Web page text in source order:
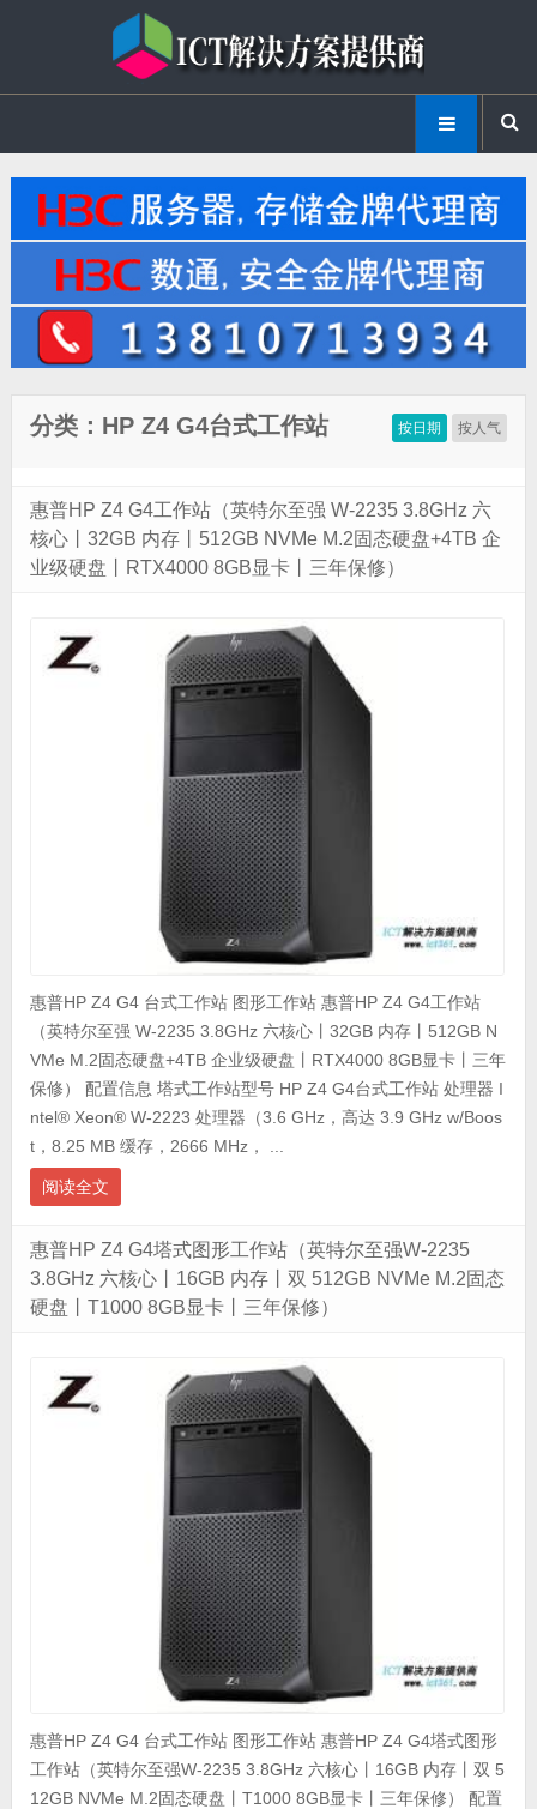
按日期 按人气
分类：HP Z4 G4台式工作站
惠普HP Z4 G4工作站（英特尔至强 W-2235 3.8GHz 六
核心丨32GB 内存丨512GB NVMe M.2固态硬盘+4TB 企
业级硬盘丨RTX4000 8GB显卡丨三年保修）
惠普HP Z4 G4 台式工作站 图形工作站 惠普HP Z4 G4工作站
（英特尔至强 W-2235 3.8GHz 六核心丨32GB 内存丨512GB N
VMe M.2固态硬盘+4TB 企业级硬盘丨RTX4000 8GB显卡丨三年
保修） 配置信息 塔式工作站型号 HP Z4 G4台式工作站 处理器 I
ntel® Xeon® W-2223 处理器（3.6 GHz，高达 3.9 GHz w/Boos
t，8.25 MB 缓存，2666 MHz， ...
阅读全文
惠普HP Z4 G4塔式图形工作站（英特尔至强W-2235
3.8GHz 六核心丨16GB 内存丨双 512GB NVMe M.2固态
硬盘丨T1000 8GB显卡丨三年保修）
惠普HP Z4 G4 台式工作站 图形工作站 惠普HP Z4 G4塔式图形
工作站（英特尔至强W-2235 3.8GHz 六核心丨16GB 内存丨双 5
12GB NVMe M.2固态硬盘丨T1000 8GB显卡丨三年保修） 配置